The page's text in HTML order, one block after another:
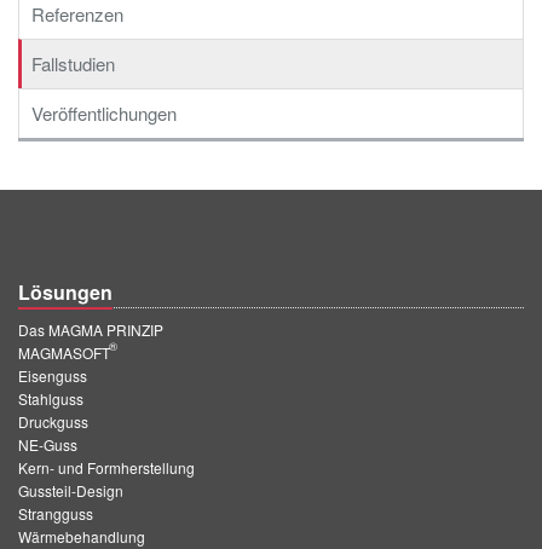
Referenzen
Fallstudien
Veröffentlichungen
Lösungen
Das MAGMA PRINZIP
MAGMASOFT
®
Eisenguss
Stahlguss
Druckguss
NE-Guss
Kern- und Formherstellung
Gussteil-Design
Strangguss
Wärmebehandlung